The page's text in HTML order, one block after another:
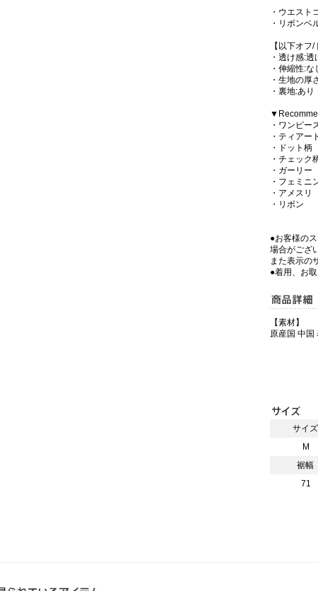
・ウエスト
・リボンベ
【以下オフ
・透け感:透
・伸縮性:な
・生地の厚
・裏地:あり
・ワンピー
・ティアー
・ドット柄
・チェック
・ガーリー
・フェミニ
・アメスリ
・リボン
●お客様の
場合がござ
また表示の
●着用、お
【素材】
原産国 中国
サイズ
M
裾幅
71